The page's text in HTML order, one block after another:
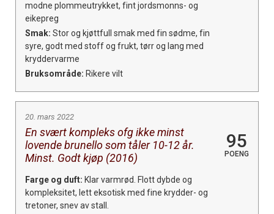
modne plommeutrykket, fint jordsmonns- og
eikepreg
Smak: Stor og kjøttfull smak med fin sødme, fin
syre, godt med stoff og frukt, tørr og lang med
kryddervarme
Bruksområde: Rikere vilt
20. mars 2022
En svært kompleks ofg ikke minst
lovende brunello som tåler 10-12 år.
Minst. Godt kjøp (2016)
95
POENG
Farge og duft: Klar varmrød. Flott dybde og
kompleksitet, lett eksotisk med fine krydder- og
tretoner, snev av stall.